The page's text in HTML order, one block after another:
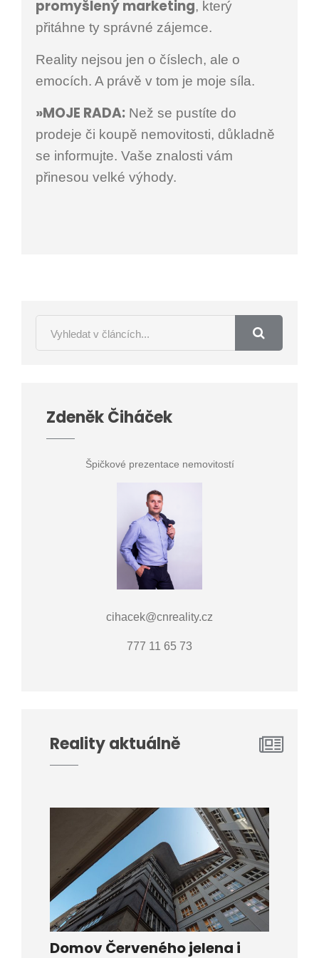
promyšlený marketing, který
přitáhne ty správné zájemce.
Reality nejsou jen o číslech, ale o
emocích. A právě v tom je moje síla.
»MOJE RADA: Než se pustíte do
prodeje či koupě nemovitosti, důkladně
se informujte. Vaše znalosti vám
přinesou velké výhody.
Zdeněk Čiháček
Špičkové prezentace nemovitostí
cihacek@cnreality.cz
777 11 65 73
Reality aktuálně
Domov Červeného jelena i